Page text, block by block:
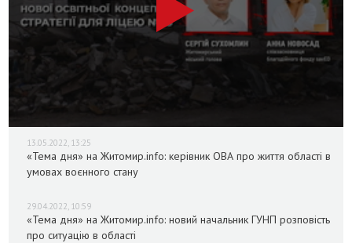
13.05.2022, 13:25
«Тема дня» на Житомир.info: керівник ОВА про життя області в
умовах воєнного стану
29.04.2022, 10:59
«Тема дня» на Житомир.info: новий начальник ГУНП розповість
про ситуацію в області